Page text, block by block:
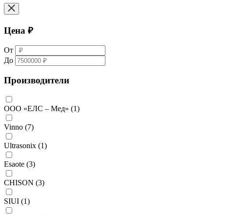
Цена ₽
От
До
Производители
ООО «ЕЛС – Мед» (1)
Vinno (7)
Ultrasonix (1)
Esaote (3)
CHISON (3)
SIUI (1)